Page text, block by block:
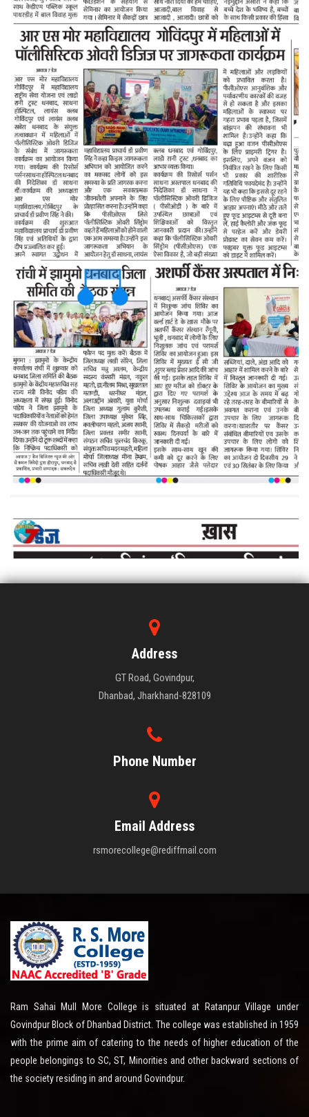
Address
GT Road, Govindpur,
Dhanbad, Jharkhand-828109
Phone Number
Email Address
rsmorecollege@rediffmail.com
Ram Sahai Mull More College is situated at Ratanpur Village under
Govindpur Block of Dhanbad District. The college was established in 1959
with the prime aim of catering to the needs of higher education of the
people belongings to SC, ST, Minorities and other backward sections of
the society residing in and around Govindpur.